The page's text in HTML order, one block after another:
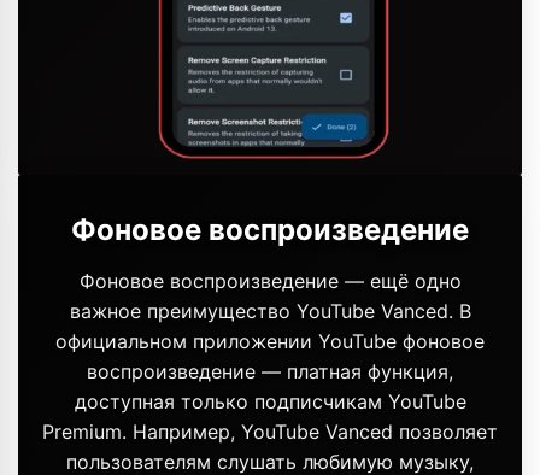
Фоновое воспроизведение
Фоновое воспроизведение — ещё одно
важное преимущество YouTube Vanced. В
официальном приложении YouTube фоновое
воспроизведение — платная функция,
доступная только подписчикам YouTube
Premium. Например, YouTube Vanced позволяет
пользователям слушать любимую музыку,